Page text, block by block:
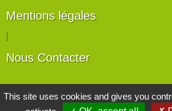
Mentions légales
Nous Contacter
Les artisans du
This site uses cookies and gives you